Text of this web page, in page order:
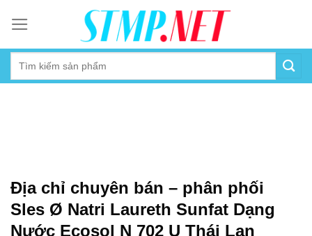
content
Địa chỉ chuyên bán – phân phối
Sles Ø Natri Laureth Sunfat Dạng
Nước Ecosol N 702 U Thái Lan